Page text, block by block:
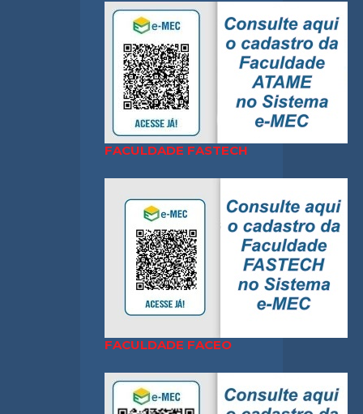
FACULDADE FASTECH
FACULDADE FACEO